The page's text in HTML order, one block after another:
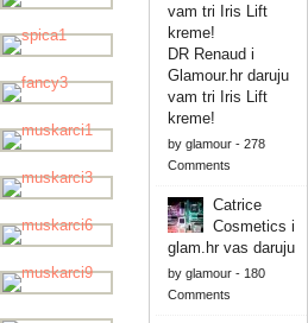
DR Renaud i
Glamour.hr daruju
vam tri Iris Lift
kreme!
by glamour- 278
Comments
Catrice
Cosmetics i
glam.hr vas daruju
by glamour- 180
Comments